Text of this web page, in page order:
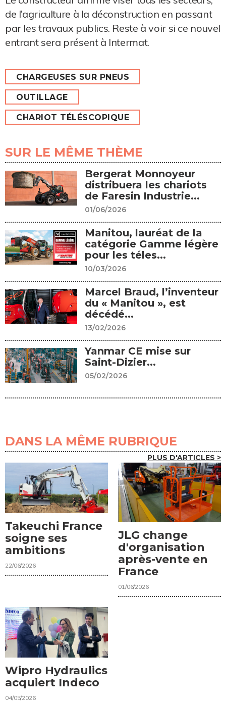
de l’agriculture à la déconstruction en passant
par les travaux publics. Reste à voir si ce nouvel
entrant sera présent à Intermat.
CHARGEUSES SUR PNEUS
OUTILLAGE
CHARIOT TÉLÉSCOPIQUE
SUR LE MÊME THÈME
Bergerat Monnoyeur
distribuera les chariots
de Faresin Industrie...
01/06/2026
Manitou, lauréat de la
catégorie Gamme légère
pour les téles...
10/03/2026
Marcel Braud, l’inventeur
du « Manitou », est
décédé...
13/02/2026
Yanmar CE mise sur
Saint-Dizier...
05/02/2026
DANS LA MÊME RUBRIQUE
PLUS D'ARTICLES >
Takeuchi France
soigne ses
ambitions
22/06/2026
JLG change
d'organisation
après-vente en
France
01/06/2026
Wipro Hydraulics
acquiert Indeco
04/05/2026